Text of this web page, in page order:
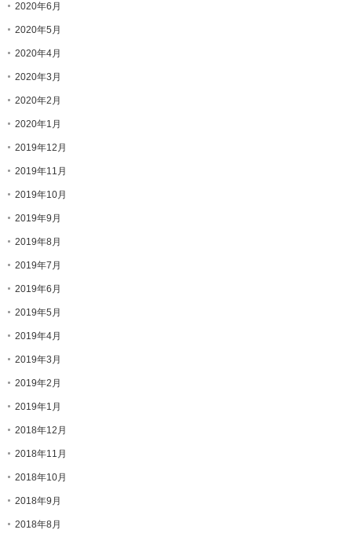
2020年6月
2020年5月
2020年4月
2020年3月
2020年2月
2020年1月
2019年12月
2019年11月
2019年10月
2019年9月
2019年8月
2019年7月
2019年6月
2019年5月
2019年4月
2019年3月
2019年2月
2019年1月
2018年12月
2018年11月
2018年10月
2018年9月
2018年8月